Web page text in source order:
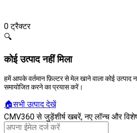
0 ट्रैक्टर
🔍
कोई उत्पाद नहीं मिला
हमें आपके वर्तमान फ़िल्टर से मेल खाने वाला कोई उत्पाद
समायोजित करने का प्रयास करें।
🏠सभी उत्पाद देखें
CMV360 से जुड़ेंशीर्ष खबरें, नए लॉन्च और